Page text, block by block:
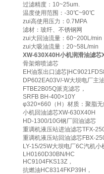
过滤精度：10~25um.
温度使用范围：-30℃~90℃
zui高使用压力：0.7MPA
滤材：玻纤、不锈钢网
zui大回油流量：60~200L/min
zui大吸油流量：20~58L/min
XW-630X40H 小机润滑油滤芯
骨架熔喷滤芯
EH油泵出口滤芯
DP602EA03V/-W大坝电厂主
FTBE2B05Q派克滤芯，
SRFB BH-400×10Y
φ320×660（H）材质：聚脂无
小机回油滤芯XW-630X40H
HD-1300/10G钢厂回油滤芯
重调机液压站进油滤芯TFX-
重调机液压站回油滤芯FBX-
LY-15/25W大坝电厂6C汽机小
LH0160D30BN/HC
HC9104FKS13Z，
抗燃油HC8314FKP39H，